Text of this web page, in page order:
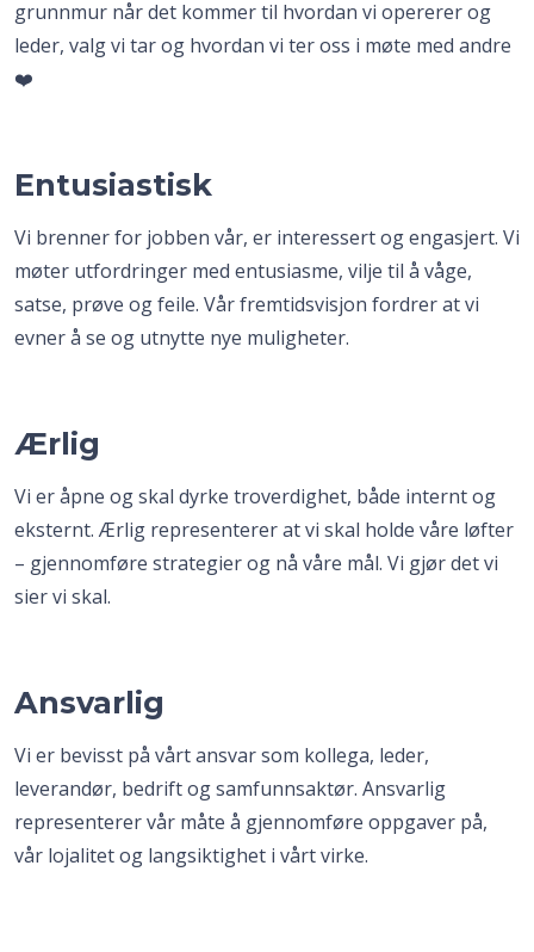
grunnmur når det kommer til hvordan vi opererer og
leder, valg vi tar og hvordan vi ter oss i møte med andre
❤️
Entusiastisk
Vi brenner for jobben vår, er interessert og engasjert. Vi
møter utfordringer med entusiasme, vilje til å våge,
satse, prøve og feile. Vår fremtidsvisjon fordrer at vi
evner å se og utnytte nye muligheter.
Ærlig
Vi er åpne og skal dyrke troverdighet, både internt og
eksternt. Ærlig representerer at vi skal holde våre løfter
– gjennomføre strategier og nå våre mål. Vi gjør det vi
sier vi skal.
Ansvarlig
Vi er bevisst på vårt ansvar som kollega, leder,
leverandør, bedrift og samfunnsaktør. Ansvarlig
representerer vår måte å gjennomføre oppgaver på,
vår lojalitet og langsiktighet i vårt virke.